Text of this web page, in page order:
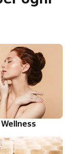
Wellness